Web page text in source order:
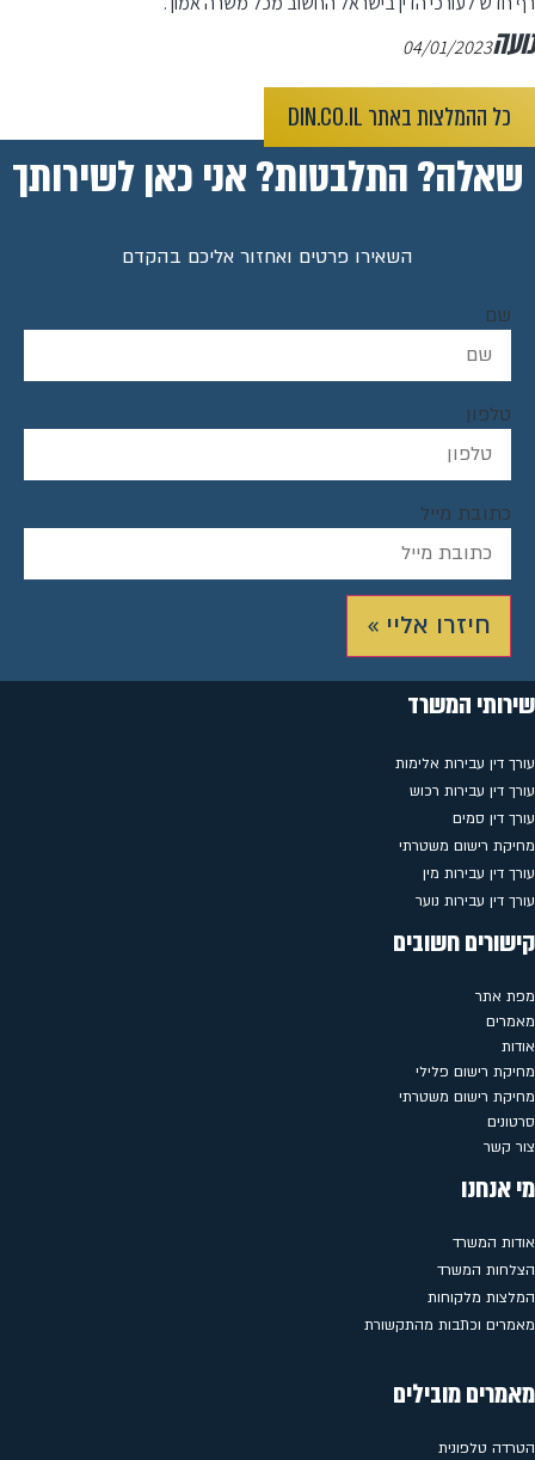
נועה04/01/2023
כל ההמלצות באתר DIN.CO.IL
שאלה? התלבטות? אני כאן לשירותך
השאירו פרטים ואחזור אליכם בהקדם
שם
טלפון
כתובת מייל
חיזרו אליי »
שירותי המשרד
עורך דין עבירות אלימות
עורך דין עבירות רכוש
עורך דין סמים
מחיקת רישום משטרתי
עורך דין עבירות מין
עורך דין עבירות נוער
קישורים חשובים
מפת אתר
מאמרים
אודות
מחיקת רישום פלילי
מחיקת רישום משטרתי
סרטונים
צור קשר
מי אנחנו
אודות המשרד
הצלחות המשרד
המלצות מלקוחות
מאמרים וכתבות מהתקשורת
מאמרים מובילים
הטרדה טלפונית